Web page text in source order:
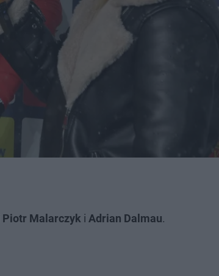
Piotr Malarczyk i Adrian Dalmau.